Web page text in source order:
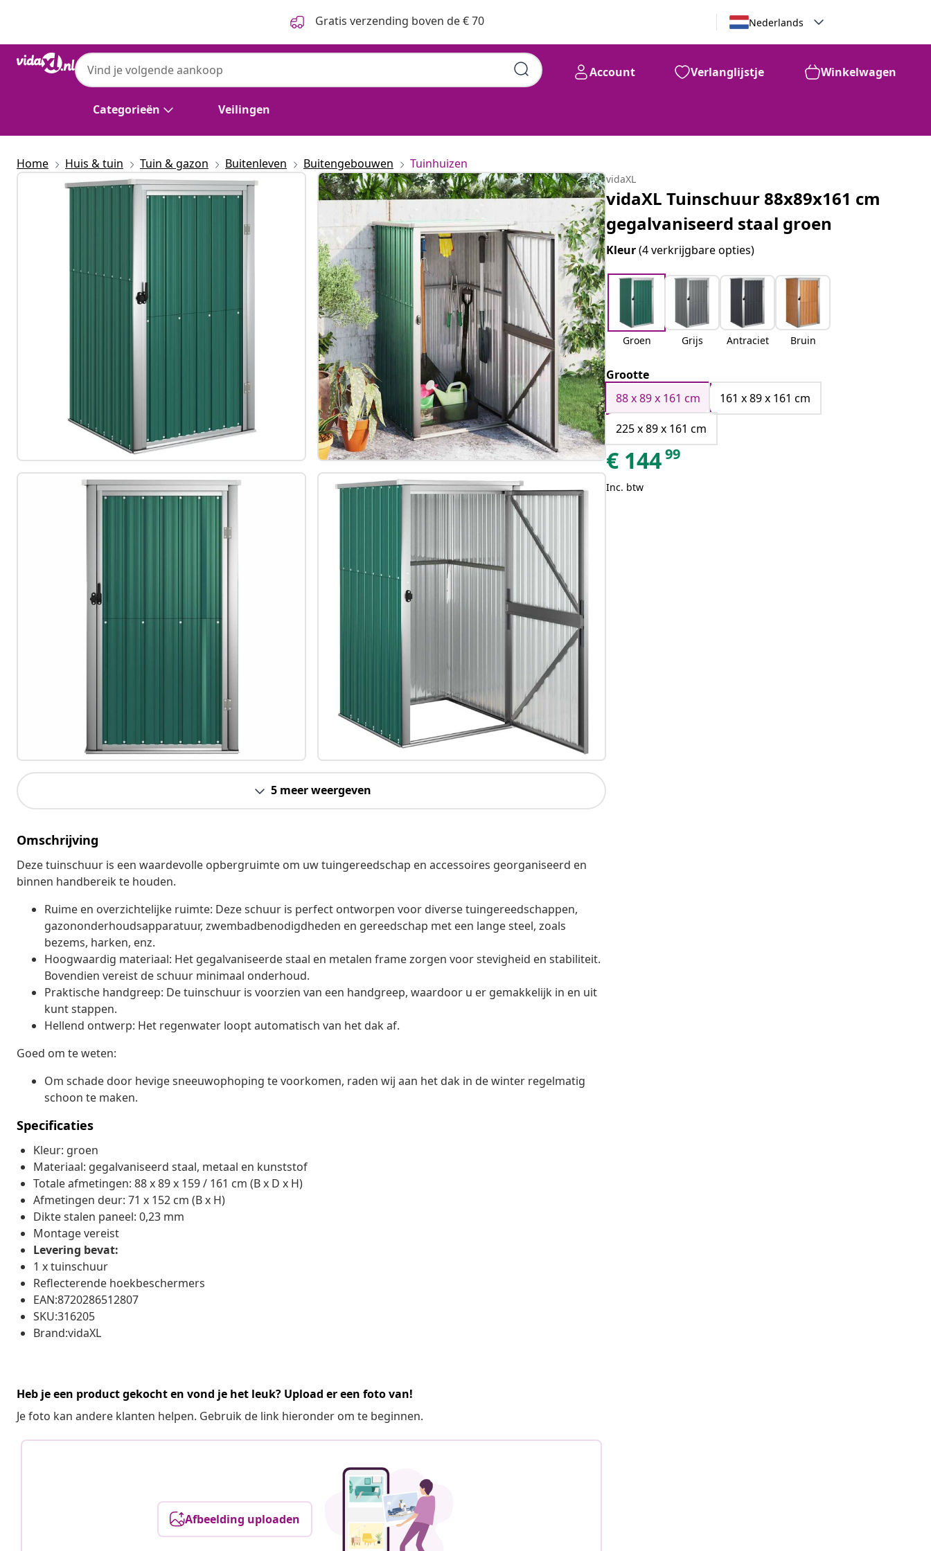
Gratis verzending boven de € 70 Nederlands
Categorieën Veilingen
Account Verlanglijstje Winkelwagen
Home Huis & tuin Tuin & gazon Buitenleven Buitengebouwen Tuinhuizen
5 meer weergeven
Omschrijving
Deze tuinschuur is een waardevolle opbergruimte om uw tuingereedschap en accessoires georganiseerd en
binnen handbereik te houden.
Ruime en overzichtelijke ruimte: Deze schuur is perfect ontworpen voor diverse tuingereedschappen,
gazononderhoudsapparatuur, zwembadbenodigdheden en gereedschap met een lange steel, zoals
bezems, harken, enz.
Hoogwaardig materiaal: Het gegalvaniseerde staal en metalen frame zorgen voor stevigheid en stabiliteit.
Bovendien vereist de schuur minimaal onderhoud.
Praktische handgreep: De tuinschuur is voorzien van een handgreep, waardoor u er gemakkelijk in en uit
kunt stappen.
Hellend ontwerp: Het regenwater loopt automatisch van het dak af.
Goed om te weten:
Om schade door hevige sneeuwophoping te voorkomen, raden wij aan het dak in de winter regelmatig
schoon te maken.
Specificaties
Kleur: groen
Materiaal: gegalvaniseerd staal, metaal en kunststof
Totale afmetingen: 88 x 89 x 159 / 161 cm (B x D x H)
Afmetingen deur: 71 x 152 cm (B x H)
Dikte stalen paneel: 0,23 mm
Montage vereist
Levering bevat:
1 x tuinschuur
Reflecterende hoekbeschermers
EAN:8720286512807
SKU:316205
Brand:vidaXL
Heb je een product gekocht en vond je het leuk? Upload er een foto van!
Je foto kan andere klanten helpen. Gebruik de link hieronder om te beginnen.
Afbeelding uploaden
vidaXL
vidaXL Tuinschuur 88x89x161 cm
gegalvaniseerd staal groen
Kleur(4 verkrijgbare opties)
Groen Grijs Antraciet Bruin
Grootte
88 x 89 x 161 cm
161 x 89 x 161 cm
225 x 89 x 161 cm
€ 14499
Inc. btw